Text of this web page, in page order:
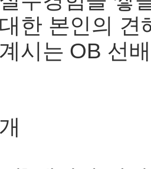
한 본인의
시는 OB 선